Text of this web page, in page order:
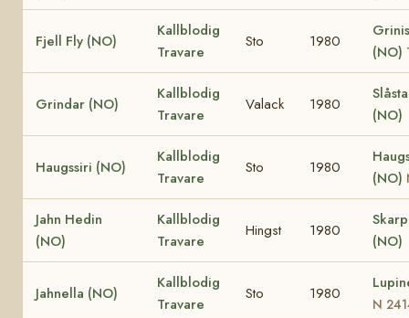
Fjell Fly (NO)
Kallblodig
Travare
Sto 1980
(NO)
Grindar (NO)
Kallblodig
Travare
Valack 1980
(NO)
Haugssiri (NO)
Kallblodig
Travare
Sto 1980
(NO)
Jahn Hedin
(NO)
Kallblodig
Travare
Hingst 1980
(NO)
Jahnella (NO)
Kallblodig
Travare
Sto 1980
N